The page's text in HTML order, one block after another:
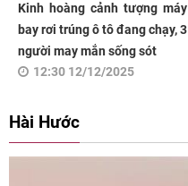
Kinh hoàng cảnh tượng máy
bay rơi trúng ô tô đang chạy, 3
người may mắn sống sót
12:30 12/12/2025
Hài Hước